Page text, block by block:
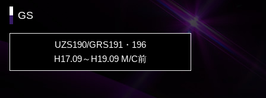
GS
UZS190/GRS191・196
H17.09～H19.09 M/C前